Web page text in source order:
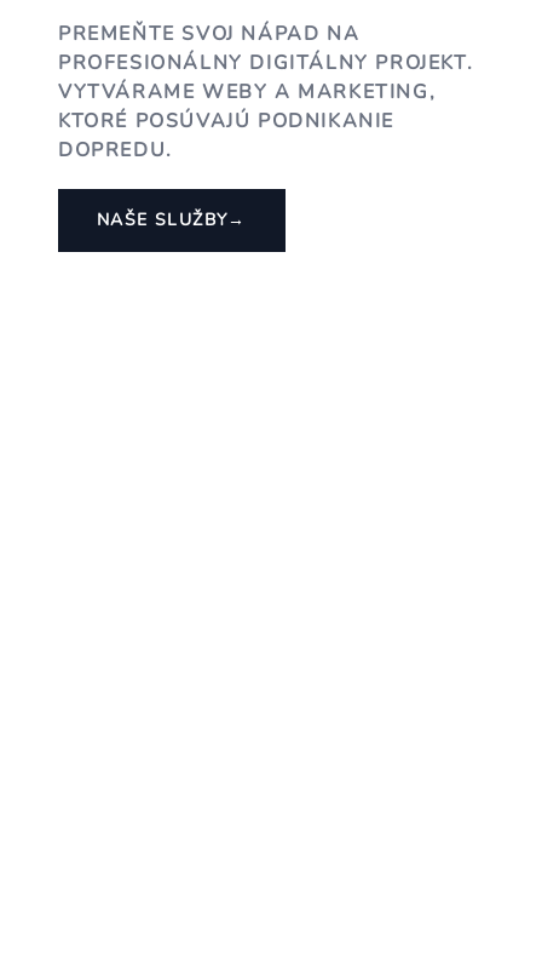
PREMEŇTE SVOJ NÁPAD NA
PROFESIONÁLNY DIGITÁLNY PROJEKT.
VYTVÁRAME WEBY A MARKETING,
KTORÉ POSÚVAJÚ PODNIKANIE
DOPREDU.
NAŠE SLUŽBY→